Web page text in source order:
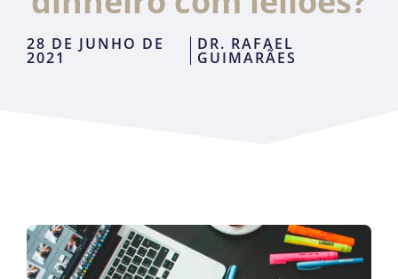
28 DE JUNHO DE
2021
DR. RAFAEL
GUIMARÃES